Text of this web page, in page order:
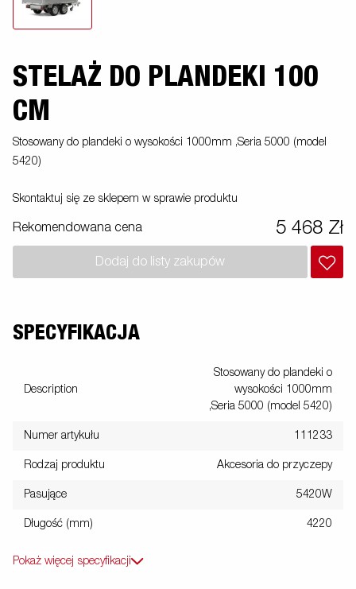
STELAŻ DO PLANDEKI 100
CM
Stosowany do plandeki o wysokości 1000mm ,Seria 5000 (model
5420)
Skontaktuj się ze sklepem w sprawie produktu
Rekomendowana cena 5 468 Zł
Dodaj do listy zakupów
SPECYFIKACJA
Description
Stosowany do plandeki o
wysokości 1000mm
,Seria 5000 (model 5420)
Numer artykułu 111233
Rodzaj produktu Akcesoria do przyczepy
Pasujące 5420W
Długość (mm) 4220
Pokaż więcej specyfikacji